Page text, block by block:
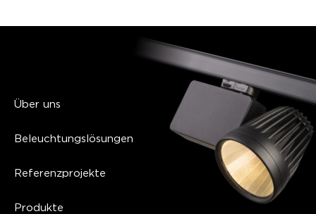
Über uns
Beleuchtungslösungen
Referenzprojekte
Produkte